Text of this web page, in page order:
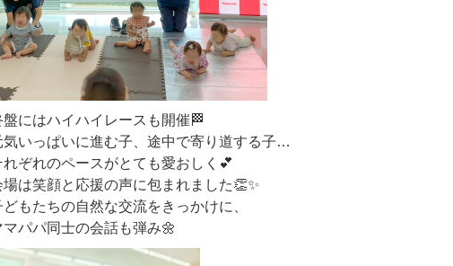
盤にはハイハイレースも開催🏁
気いっぱいに進む子、途中で寄り道する子…
れぞれのペースがとても愛おしく💕
場は笑顔と応援の声に包まれました👏✨
どもたちの自然な交流をきっかけに、
マパパ同士の会話も弾み🌼